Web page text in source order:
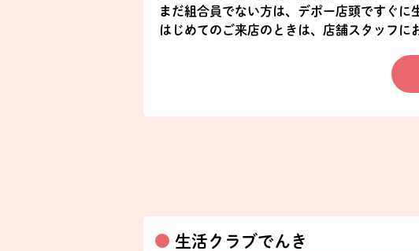
まだ組合員でない方は、デポー店頭ですぐに
はじめてのご来店のときは、店舗スタッフに
生活クラブでんき